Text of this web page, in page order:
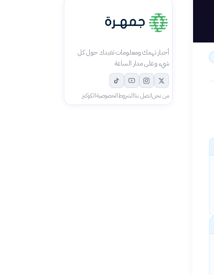
أخبار تهمك ومعلومات تفيدك حول كل
شيء وعلى مدار الساعة
من نحناتصل بناالشروطالخصوصيةالكوكيز